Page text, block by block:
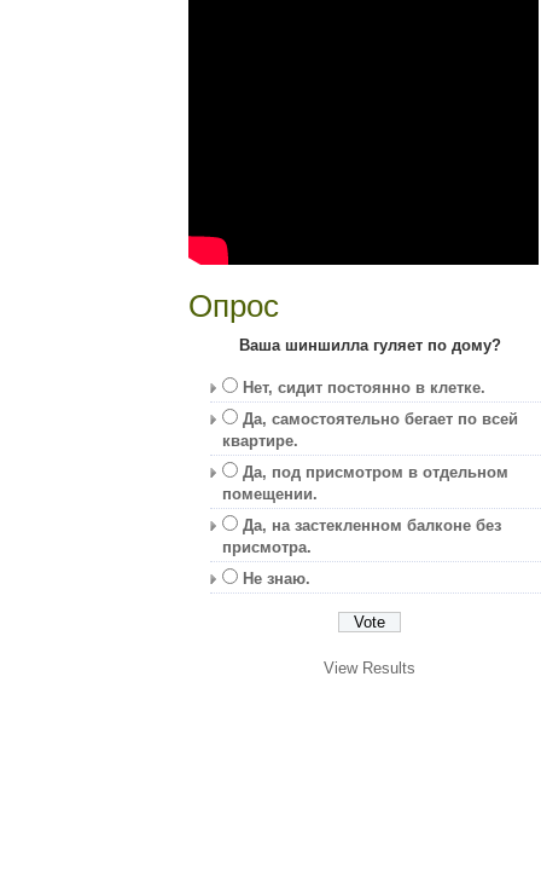
Опрос
Ваша шиншилла гуляет по дому?
Нет, сидит постоянно в клетке.
Да, самостоятельно бегает по всей
квартире.
Да, под присмотром в отдельном
помещении.
Да, на застекленном балконе без
присмотра.
Не знаю.
View Results